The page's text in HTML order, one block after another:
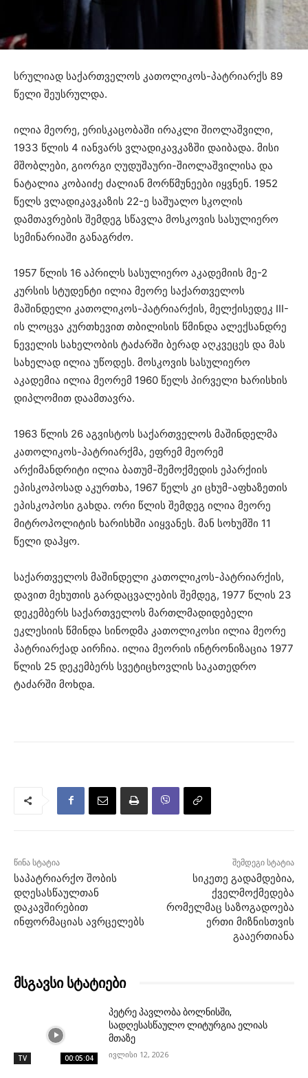
სრულიად საქართველოს კათოლიკოს-პატრიარქს 89
წელი შეუსრულდა.
ილია მეორე, ერისკაცობაში ირაკლი შიოლაშვილი,
1933 წლის 4 იანვარს ვლადიკავკაზში დაიბადა. მისი
მშობლები, გიორგი ღუდუშაური-შიოლაშვილისა და
ნატალია კობაიძე ძალიან მორწმუნეები იყვნენ. 1952
წელს ვლადიკავკაზის 22-ე საშუალო სკოლის
დამთავრების შემდეგ სწავლა მოსკოვის სასულიერო
სემინარიაში განაგრძო.
1957 წლის 16 აპრილს სასულიერო აკადემიის მე-2
კურსის სტუდენტი ილია მეორე საქართველოს
მაშინდელი კათოლიკოს-პატრიარქის, მელქისედეკ III-
ის ლოცვა კურთხევით თბილისის წმინდა ალექსანდრე
ნეველის სახელობის ტაძარში ბერად აღკვეცეს და მას
სახელად ილია უწოდეს. მოსკოვის სასულიერო
აკადემია ილია მეორემ 1960 წელს პირველი ხარისხის
დიპლომით დაამთავრა.
1963 წლის 26 აგვისტოს საქართველოს მაშინდელმა
კათოლიკოს-პატრიარქმა, ეფრემ მეორემ
არქიმანდრიტი ილია ბათუმ-შემოქმედის ეპარქიის
ეპისკოპოსად აკურთხა, 1967 წელს კი ცხუმ-აფხაზეთის
ეპისკოპოსი გახდა. ორი წლის შემდეგ ილია მეორე
მიტროპოლიტის ხარისხში აიყვანეს. მან სოხუმში 11
წელი დაჰყო.
საქართველოს მაშინდელი კათოლიკოს-პატრიარქის,
დავით მეხუთის გარდაცვალების შემდეგ, 1977 წლის 23
დეკემბერს საქართველოს მართლმადიდებელი
ეკლესიის წმინდა სინოდმა კათოლიკოსი ილია მეორე
პატრიარქად აირჩია. ილია მეორის ინტრონიზაცია 1977
წლის 25 დეკემბერს სვეტიცხოვლის საკათედრო
ტაძარში მოხდa.
წინა სტატია
საპატრიარქო შობის
დღესასწაულთან
დაკავშირებით
ინფორმაციას ავრცელებს
შემდეგი სტატია
სიკეთე გადამდებია,
ქველმოქმედება
რომელმაც საზოგადოება
ერთი მიზნისთვის
გააერთიანა
მსგავსი სტატიები
TV 00:05:04
პეტრე პავლობა ბოლნისში,
სადღესასწაულო ლიტურგია ელიას
მთაზე
ივლისი 12, 2026